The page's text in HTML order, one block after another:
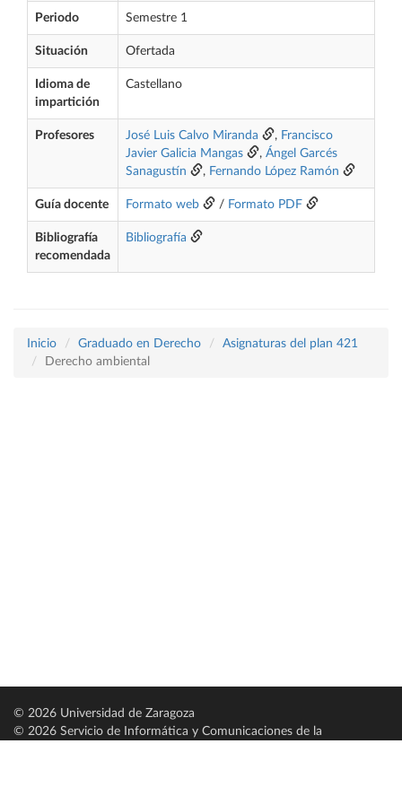
Periodo Semestre 1
Situación Ofertada
Idioma de
impartición
Castellano
Profesores José Luis Calvo Miranda , Francisco
Javier Galicia Mangas
, Ángel Garcés
Sanagustín
, Fernando López Ramón
Guía docente Formato web / Formato PDF
Bibliografía
recomendada
Bibliografía
Inicio Graduado en Derecho
Asignaturas del plan 421
Derecho ambiental
© 2026 Universidad de Zaragoza
© 2026 Servicio de Informática y Comunicaciones de la